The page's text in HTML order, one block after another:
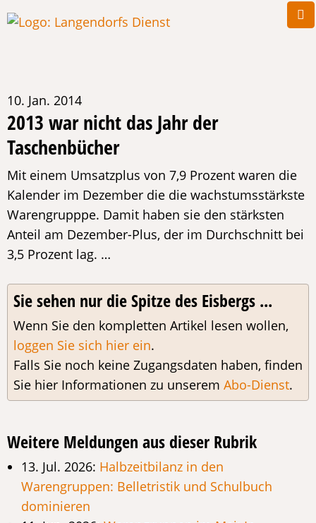
10. Jan. 2014
2013 war nicht das Jahr der
Taschenbücher
Mit einem Umsatzplus von 7,9 Prozent waren die
Kalender im Dezember die die wachstumsstärkste
Warengrupppe. Damit haben sie den stärksten
Anteil am Dezember-Plus, der im Durchschnitt bei
3,5 Prozent lag. …
Sie sehen nur die Spitze des Eisbergs ...
Wenn Sie den kompletten Artikel lesen wollen,
loggen Sie sich hier ein.
Falls Sie noch keine Zugangsdaten haben, finden
Sie hier Informationen zu unserem Abo-Dienst.
Weitere Meldungen aus dieser Rubrik
13. Jul. 2026: Halbzeitbilanz in den
Warengruppen: Belletristik und Schulbuch
dominieren